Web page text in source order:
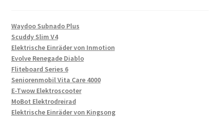
Waydoo Subnado Plus
Scuddy Slim V4
Elektrische Einräder von Inmotion
Evolve Renegade Diablo
Fliteboard Series 6
Seniorenmobil Vita Care 4000
E-Twow Elektroscooter
MoBot Elektrodreirad
Elektrische Einräder von Kingsong